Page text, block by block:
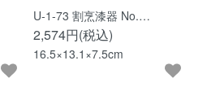
U-1-73 割烹漆器 No.…
2,574円(税込)
16.5×13.1×7.5cm